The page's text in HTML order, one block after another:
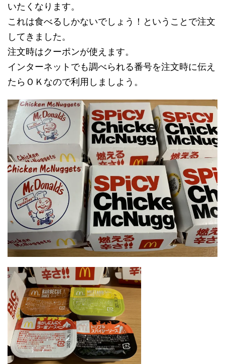
いたくなります。
これは食べるしかないでしょう！ということで注文
してきました。
注文時はクーポンが使えます。
インターネットでも調べられる番号を注文時に伝え
たらＯＫなので利用しましよう。